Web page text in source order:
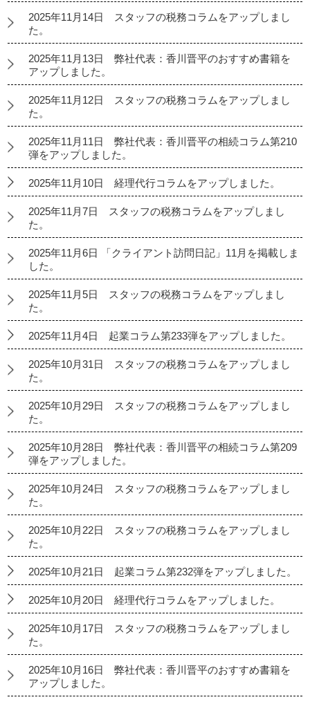
2025年11月14日 スタッフの税務コラムをアップしまし
た。
2025年11月13日 弊社代表：香川晋平のおすすめ書籍を
アップしました。
2025年11月12日 スタッフの税務コラムをアップしまし
た。
2025年11月11日 弊社代表：香川晋平の相続コラム第210
弾をアップしました。
2025年11月10日 経理代行コラムをアップしました。
2025年11月7日 スタッフの税務コラムをアップしまし
た。
2025年11月6日 「クライアント訪問日記」11月を掲載しま
した。
2025年11月5日 スタッフの税務コラムをアップしまし
た。
2025年11月4日 起業コラム第233弾をアップしました。
2025年10月31日 スタッフの税務コラムをアップしまし
た。
2025年10月29日 スタッフの税務コラムをアップしまし
た。
2025年10月28日 弊社代表：香川晋平の相続コラム第209
弾をアップしました。
2025年10月24日 スタッフの税務コラムをアップしまし
た。
2025年10月22日 スタッフの税務コラムをアップしまし
た。
2025年10月21日 起業コラム第232弾をアップしました。
2025年10月20日 経理代行コラムをアップしました。
2025年10月17日 スタッフの税務コラムをアップしまし
た。
2025年10月16日 弊社代表：香川晋平のおすすめ書籍を
アップしました。